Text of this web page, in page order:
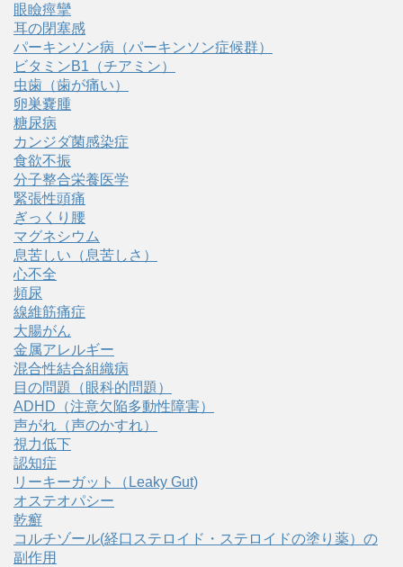
眼瞼痙攣
耳の閉塞感
パーキンソン病（パーキンソン症候群）
ビタミンB1（チアミン）
虫歯（歯が痛い）
卵巣嚢腫
糖尿病
カンジダ菌感染症
食欲不振
分子整合栄養医学
緊張性頭痛
ぎっくり腰
マグネシウム
息苦しい（息苦しさ）
心不全
頻尿
線維筋痛症
大腸がん
金属アレルギー
混合性結合組織病
目の問題（眼科的問題）
ADHD（注意欠陥多動性障害）
声がれ（声のかすれ）
視力低下
認知症
リーキーガット（Leaky Gut)
オステオパシー
乾癬
コルチゾール(経口ステロイド・ステロイドの塗り薬）の
副作用